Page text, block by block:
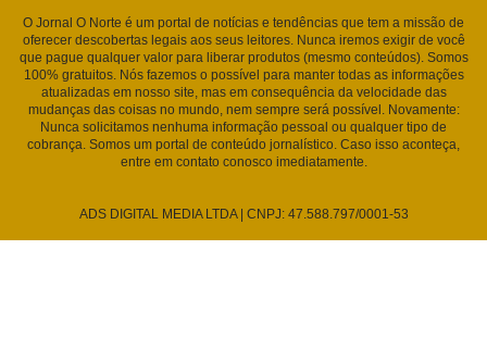
O Jornal O Norte é um portal de notícias e tendências que tem a missão de
oferecer descobertas legais aos seus leitores. Nunca iremos exigir de você
que pague qualquer valor para liberar produtos (mesmo conteúdos). Somos
100% gratuitos. Nós fazemos o possível para manter todas as informações
atualizadas em nosso site, mas em consequência da velocidade das
mudanças das coisas no mundo, nem sempre será possível. Novamente:
Nunca solicitamos nenhuma informação pessoal ou qualquer tipo de
cobrança. Somos um portal de conteúdo jornalístico. Caso isso aconteça,
entre em contato conosco imediatamente.
ADS DIGITAL MEDIA LTDA | CNPJ: 47.588.797/0001-53